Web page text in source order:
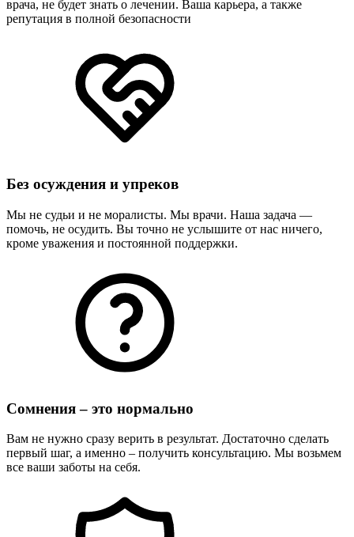
врача, не будет знать о лечении. Ваша карьера, а также
репутация в полной безопасности
Без осуждения и упреков
Мы не судьи и не моралисты. Мы врачи. Наша задача —
помочь, не осудить. Вы точно не услышите от нас ничего,
кроме уважения и постоянной поддержки.
Сомнения – это нормально
Вам не нужно сразу верить в результат. Достаточно сделать
первый шаг, а именно – получить консультацию. Мы возьмем
все ваши заботы на себя.